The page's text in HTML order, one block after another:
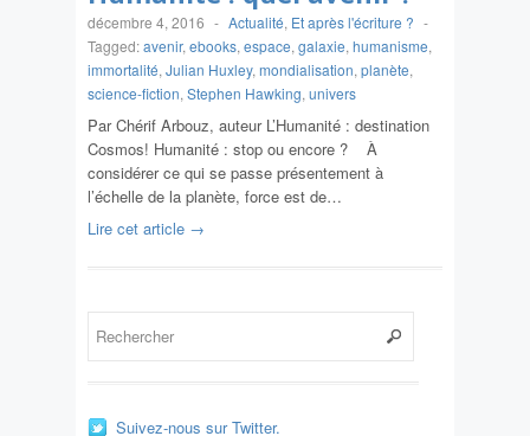
décembre 4, 2016 - Actualité, Et après l'écriture ? -
Tagged:avenir, ebooks, espace, galaxie, humanisme,
immortalité, Julian Huxley, mondialisation, planète,
science-fiction, Stephen Hawking, univers
Par Chérif Arbouz, auteur L’Humanité : destination
Cosmos! Humanité : stop ou encore ? À
considérer ce qui se passe présentement à
l’échelle de la planète, force est de…
Lire cet article →
Suivez-nous sur Twitter.